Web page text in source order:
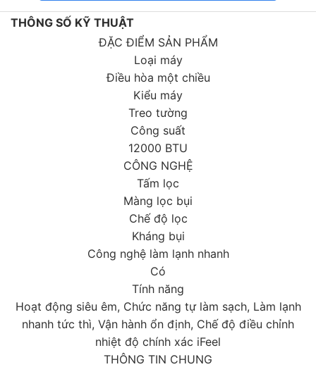
Phù hợp lắp đặt cho diện tích 15 – 20m2
Điều hòa Casper 1 chiều 12000BTU SC-12TL32, loại 1
chiều 12.000Btu phù hợp cho không gian có diện tích
THÔNG SỐ KỸ THUẬT
ĐẶC ĐIỂM SẢN PHẨM
Loại máy
Điều hòa một chiều
Kiểu máy
Treo tường
Công suất
12000 BTU
CÔNG NGHỆ
Tấm lọc
Màng lọc bụi
Chế độ lọc
Kháng bụi
Công nghệ làm lạnh nhanh
Có
Tính năng
Hoạt động siêu êm, Chức năng tự làm sạch, Làm lạnh
nhanh tức thì, Vận hành ổn định, Chế độ điều chỉnh
nhiệt độ chính xác iFeel
THÔNG TIN CHUNG